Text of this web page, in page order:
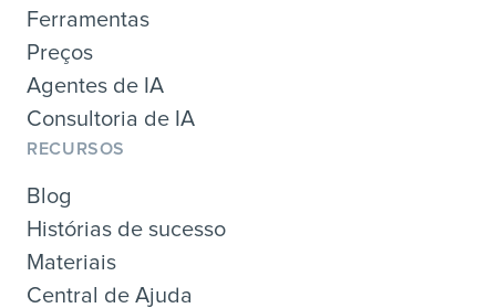
Ferramentas
Preços
Agentes de IA
Consultoria de IA
RECURSOS
Blog
Histórias de sucesso
Materiais
Central de Ajuda